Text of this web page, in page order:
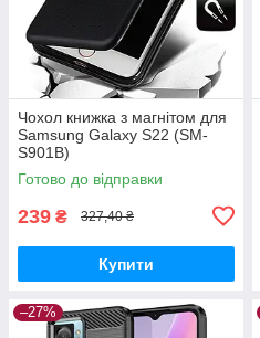
Чохол книжка з магнітом для
Samsung Galaxy S22 (SM-
S901B)
Готово до відправки
239 ₴ 327,40 ₴
Купити
–27%